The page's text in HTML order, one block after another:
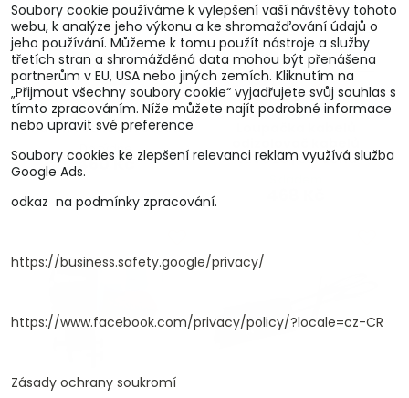
Ruční ostřička řetězu
Do týdne
460 Kč
VEVO25 | červená
Soubory cookie používáme k vylepšení vaší návštěvy tohoto
webu, k analýze jeho výkonu a ke shromažďování údajů o
jeho používání. Můžeme k tomu použít nástroje a služby
třetích stran a shromážděná data mohou být přenášena
partnerům v EU, USA nebo jiných zemích. Kliknutím na
„Přijmout všechny soubory cookie“ vyjadřujete svůj souhlas s
tímto zpracováním. Níže můžete najít podrobné informace
nebo upravit své preference
Soubory cookies ke zlepšení relevanci reklam využívá služba
Google Ads.
odkaz na podmínky zpracování.
https://business.safety.google/privacy/
https://www.facebook.com/privacy/policy/?locale=cz-CR
Zásady ochrany soukromí